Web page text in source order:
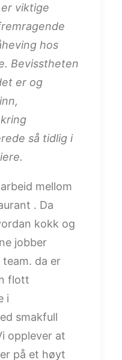
viktige
hos
Bevisstheten
er og
så tidlig i
mellom
. Da
kokk og
jobber
da er
flott
i
smakfull
opplever at
på et høyt